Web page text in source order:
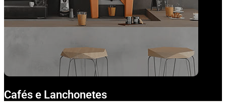
Cafés e Lanchonetes